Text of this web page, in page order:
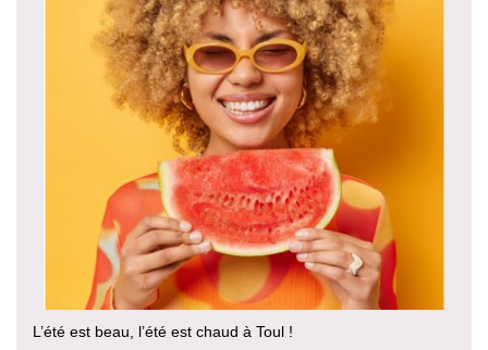
L’été est beau, l’été est chaud à Toul !